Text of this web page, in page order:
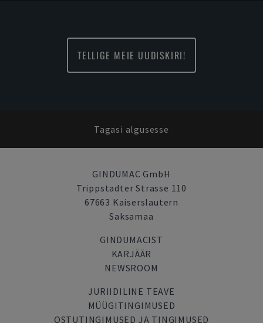
TELLIGE MEIE UUDISKIRI!
Tagasi algusesse
GINDUMAC GmbH
Trippstadter Strasse 110
67663 Kaiserslautern
Saksamaa
GINDUMACIST
KARJÄÄR
NEWSROOM
JURIIDILINE TEAVE
MÜÜGITINGIMUSED
OSTUTINGIMUSED JA TINGIMUSED